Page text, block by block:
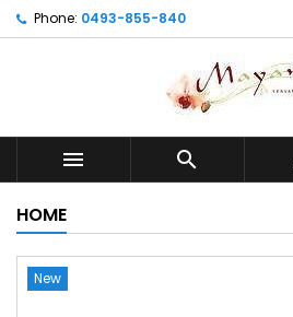
Phone: 0493-855-840
 
HOME
New